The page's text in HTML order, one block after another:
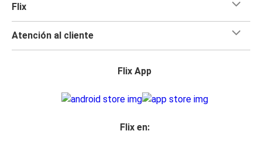
Flix
Atención al cliente
Flix App
Flix en: